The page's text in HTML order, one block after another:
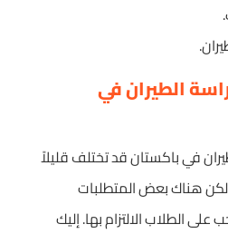
الطيران في
في باكستان قد تختلف قليلاً
هناك بعض المتطلبات
الطلاب الالتزام بها. إليك